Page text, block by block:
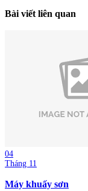
Bài viết liên quan
04
Tháng 11
Máy khuấy sơn